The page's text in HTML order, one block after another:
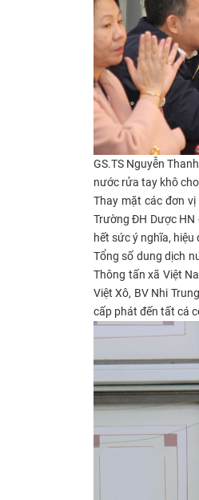
GS.TS Nguyễn
nước rửa tay khô
Thay mặt các đơn
Trường ĐH Dược
hết sức ý nghĩa,
Tổng số dung dịch
Thông tấn xã Việt
Việt Xô, BV Nhi
cấp phát đến tất cá